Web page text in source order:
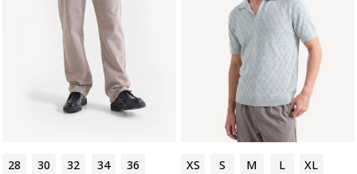
28 30 32 34 36 XS S M L XL